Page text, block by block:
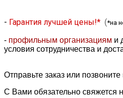
- Гарантия лучшей цены!* (*на
- профильным организациям и
условия сотрудничества и
Отправьте заказ или
С Вами обязательно свяжется